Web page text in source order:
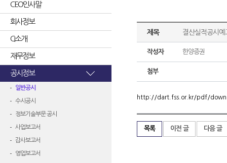
CEO인사말
회사정보
CI소개
재무정보
공시정보
일반공시
수시공시
정보기술부문 공시
사업보고서
감사보고서
영업보고서
제목 결산실적공시예
작성자 한양증권
첨부
http://dart.fss.or.kr/pdf/
목록 이전 글 다음 글